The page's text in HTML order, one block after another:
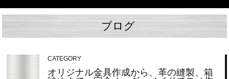
ブログ
CATEGORY
オリジナル金具作成から、革の縫製、箱